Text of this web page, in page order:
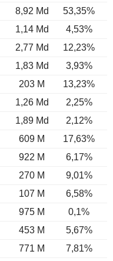
8,92 Md 53,35%
1,14 Md 4,53%
2,77 Md 12,23%
1,83 Md 3,93%
203 M 13,23%
1,26 Md 2,25%
1,89 Md 2,12%
609 M 17,63%
922 M 6,17%
270 M 9,01%
107 M 6,58%
975 M
0,1%
453 M 5,67%
771 M 7,81%